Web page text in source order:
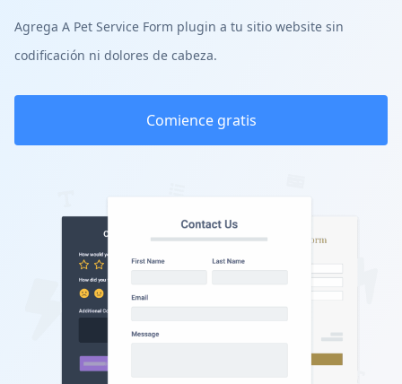
Agrega A Pet Service Form plugin a tu sitio website sin
codificación ni dolores de cabeza.
Comience gratis